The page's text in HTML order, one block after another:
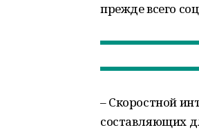
прежде всего
– Скоростной
составляющих